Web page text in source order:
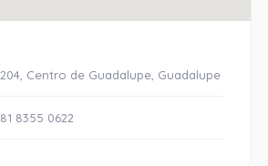
Centro de Guadalupe, Guadalupe
81 8355 0622